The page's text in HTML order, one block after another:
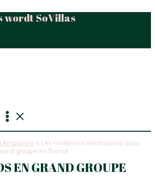
wordt SoVillas
Ambiance » Les meilleures destinations pour
groupe en France
EN GRAND GROUPE